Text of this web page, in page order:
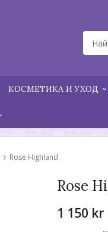
КОСМЕТИКА И УХОД
Rose Highland
Rose
1 150 kr